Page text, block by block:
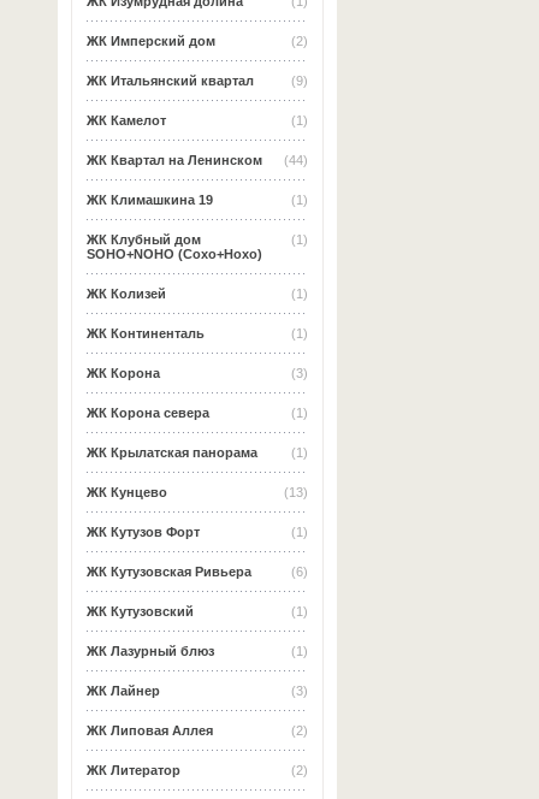
(2)
ЖК Имперский дом
(9)
ЖК Итальянский квартал
(1)
ЖК Камелот
(44)
ЖК Квартал на Ленинском
(1)
ЖК Климашкина 19
(1)
ЖК Клубный дом
SOHO+NOHO (Сохо+Нохо)
(1)
ЖК Колизей
(1)
ЖК Континенталь
(3)
ЖК Корона
(1)
ЖК Корона севера
(1)
ЖК Крылатская панорама
(13)
ЖК Кунцево
(1)
ЖК Кутузов Форт
(6)
ЖК Кутузовская Ривьера
(1)
ЖК Кутузовский
(1)
ЖК Лазурный блюз
(3)
ЖК Лайнер
(2)
ЖК Липовая Аллея
(2)
ЖК Литератор